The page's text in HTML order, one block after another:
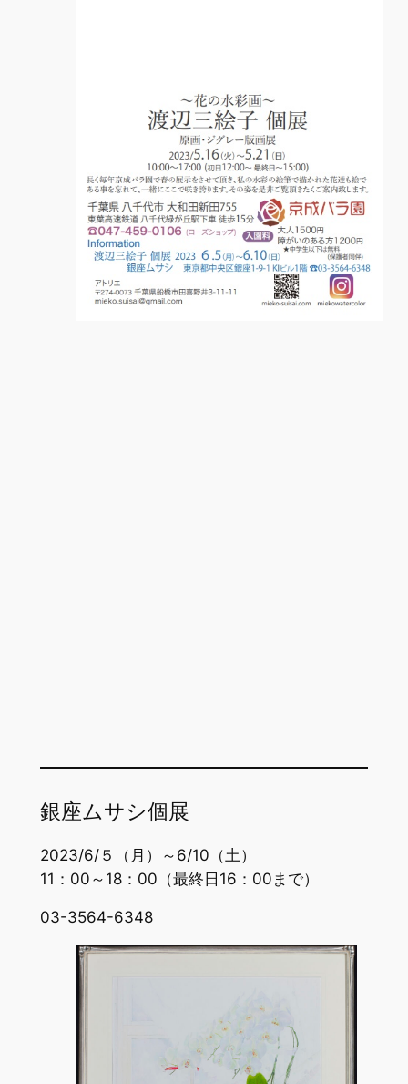
銀座ムサシ個展
2023/6/５（月）～6/10（土）
11：00～18：00（最終日16：00まで）
03-3564-6348